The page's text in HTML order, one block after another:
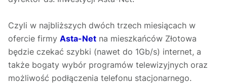
Czyli w najbliższych dwóch trzech miesiącach w
ofercie firmy Asta-Net na mieszkańców Złotowa
będzie czekać szybki (nawet do 1Gb/s) internet, a
także bogaty wybór programów telewizyjnych oraz
możliwość podłączenia telefonu stacjonarnego.